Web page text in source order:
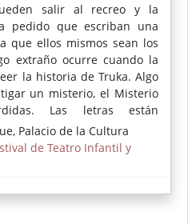
salir al recreo y la
pedido que escriban una
que ellos mismos sean los
extraño ocurre cuando la
la historia de Truka. Algo
un misterio, el Misterio
Las letras están
Truka y la Profesora Trova
y Trébol tendrán que
Trova es una obra
Palacio de la Cultura
de Teatro Infantil y